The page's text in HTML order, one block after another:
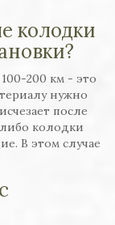
колодки
200 км - это
нужно
после
колодки
В этом случае